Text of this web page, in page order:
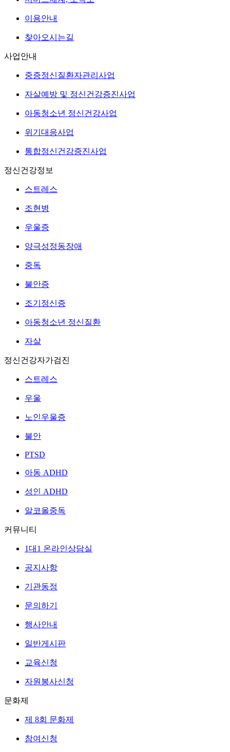
이용안내
찾아오시는길
사업안내
중증정신질환자관리사업
자살예방 및 정신건강증진사업
아동청소년 정신건강사업
위기대응사업
통합정신건강증진사업
정신건강정보
스트레스
조현병
우울증
양극성정동장애
중독
불안증
조기정신증
아동청소년 정신질환
자살
정신건강자가검진
스트레스
우울
노인우울증
불안
PTSD
아동 ADHD
성인 ADHD
알코올중독
커뮤니티
1대1 온라인상담실
공지사항
기관동정
문의하기
행사안내
일반게시판
교육신청
자원봉사신청
문화제
제 8회 문화제
참여신청